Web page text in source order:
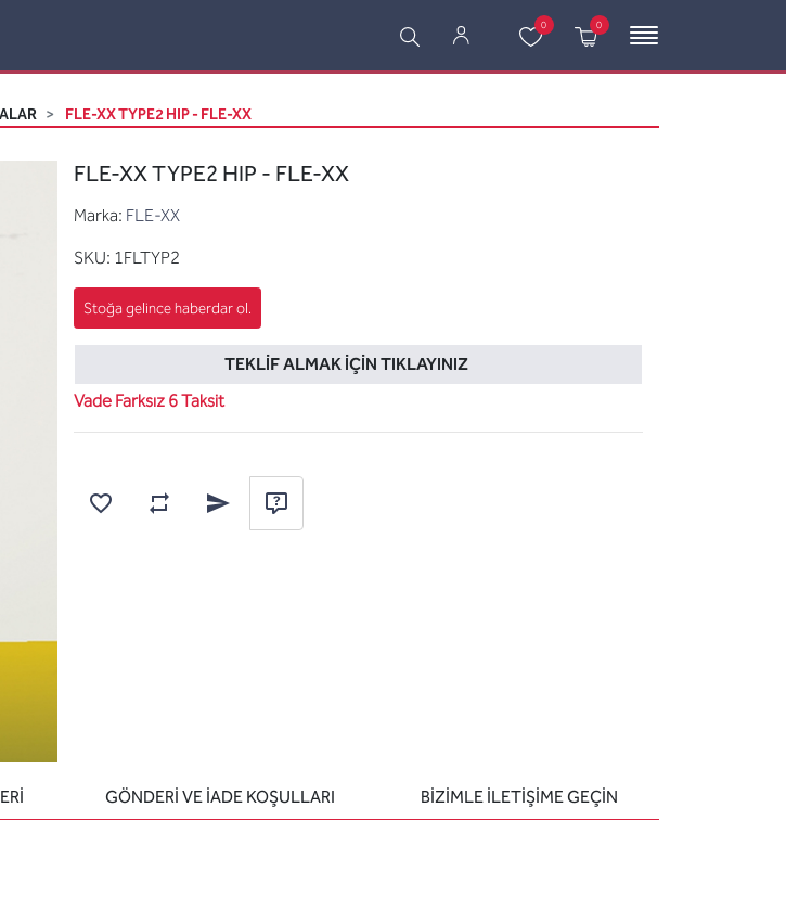
0 0
FLE-XX TYPE2 HIP - FLE-XX
FLE-XX TYPE2 HIP - FLE-XX
Marka: FLE-XX
SKU: 1FLTYP2
TEKLIF ALMAK İÇIN TIKLAYINIZ
Vade Farksız 6 Taksit
Favorilere ekle
Karşılaştırma listesine ekle
Arkadaşına e-posta ile gönder
Soru sor
GÖNDERİ VE İADE KOŞULLARI BIZIMLE ILETIŞIME GEÇIN